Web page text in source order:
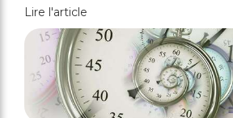
Lire l'article